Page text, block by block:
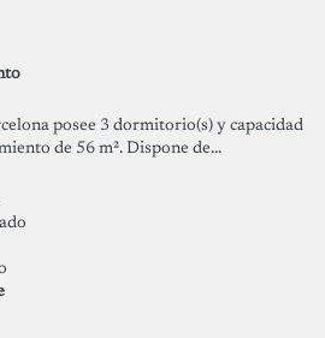
posee 3 dormitorio(s) y capacidad
de 56 m². Dispone de...